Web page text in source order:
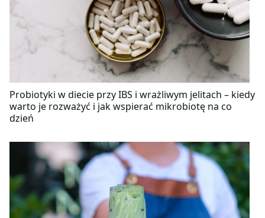
Probiotyki w diecie przy IBS i wrażliwym jelitach – kiedy
warto je rozważyć i jak wspierać mikrobiotę na co
dzień